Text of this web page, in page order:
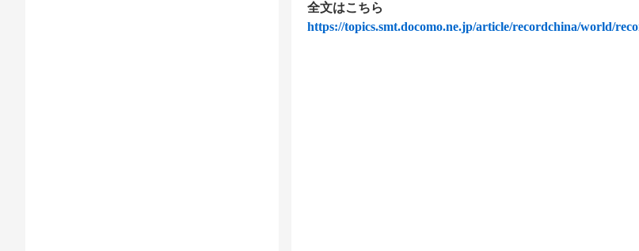
全文はこちら
https://topics.smt.docomo.ne.jp/article/recordchina/world/